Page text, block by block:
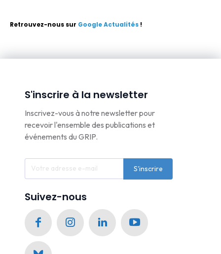
Retrouvez-nous sur Google Actualités !
S'inscrire à la newsletter
Inscrivez-vous à notre newsletter pour
recevoir l'ensemble des publications et
événements du GRIP.
S'inscrire
Suivez-nous